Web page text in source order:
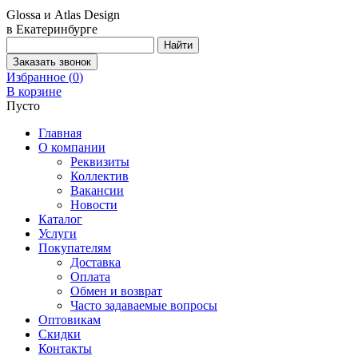
Glossa и Atlas Design
в Екатеринбурге
Избранное (0)
В корзине
Пусто
Главная
О компании
Реквизиты
Коллектив
Вакансии
Новости
Каталог
Услуги
Покупателям
Доставка
Оплата
Обмен и возврат
Часто задаваемые вопросы
Оптовикам
Скидки
Контакты